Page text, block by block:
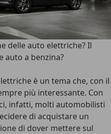
delle auto elettriche? Il
auto a benzina?
è un tema che, con il
più interessante. Con
infatti, molti automobilisti
di acquistare un
di dover mettere sul